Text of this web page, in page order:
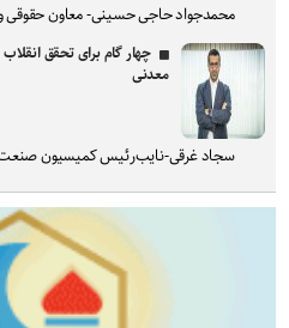
محمدجواد حاجی حسینی- معاون
چهار گام برای تحقق انقلاب
معدنی
سجاد غرقی-نایب‌رئیس کمیسیون صنعت و